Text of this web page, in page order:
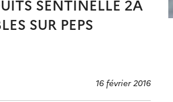
SENTINELLE 2A
SUR PEPS
16 février 2016